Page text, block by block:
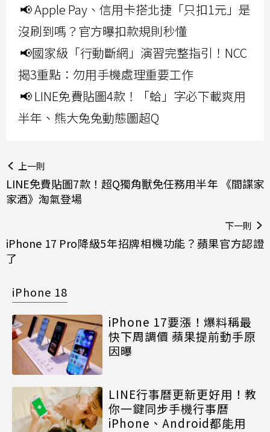
📢 Apple Pay、信用卡搭北捷「只扣1元」是
沒刷到嗎？官方曝扣款規則秒懂
📢國家級「行動斷網」演習完整指引！NCC
揭3重點：勿用手機處理重要工作
📢 LINE免費貼圖4款！「蛤」字必下載爽用
半年、熊大兔兔動態圖超Q
上一則
LINE免費貼圖7款！超Q獨角獸免任務用半年 《間諜家
家酒》淘氣登場
下一則
iPhone 17 Pro降級5年招牌相機功能？蘋果官方認證
了
iPhone 18
iPhone 17要漲！爆料稱最
快下周調價 蘋果提前動手原
因曝
LINE行事曆更新更好用！教
你一鍵同步手機行事曆
iPhone、Android都能用